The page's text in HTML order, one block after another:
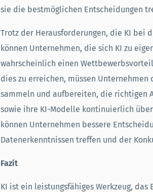
sie die bestmöglichen Entscheidungen
Trotz der Herausforderungen, die KI bei
können Unternehmen, die sich KI zu
wahrscheinlich einen
dies zu erreichen, müssen
sammeln und aufbereiten, die richtigen
sowie ihre KI-Modelle kontinuierlich
können Unternehmen bessere
Datenerkenntnissen treffen und der
Fazit
KI ist ein leistungsfähiges Werkzeug,